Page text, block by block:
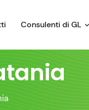
Consulenti di GL